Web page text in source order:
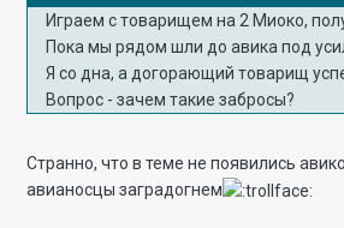
Играем с товарищем на 2 Миоко,
Пока мы рядом шли до авика под
Я со дна, а догорающий товарищ
Вопрос - зачем такие забросы?
Странно, что в теме не появились
авианосцы заградогнем